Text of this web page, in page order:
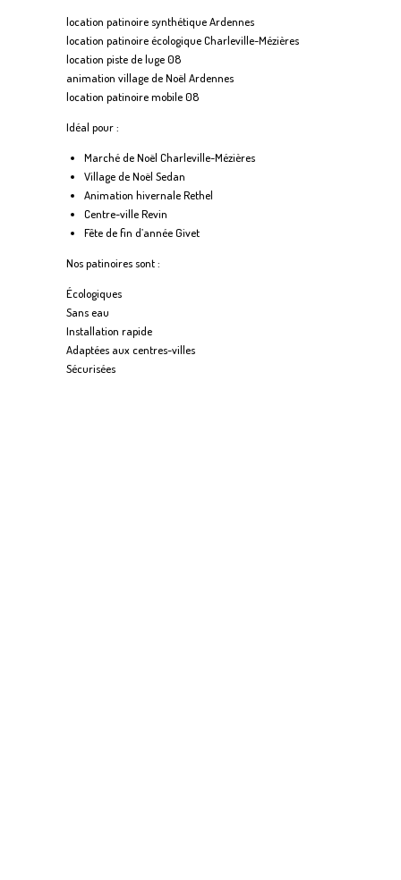
location patinoire synthétique Ardennes
location patinoire écologique Charleville-Mézières
location piste de luge 08
animation village de Noël Ardennes
location patinoire mobile 08
Idéal pour :
Marché de Noël Charleville-Mézières
Village de Noël Sedan
Animation hivernale Rethel
Centre-ville Revin
Fête de fin d’année Givet
Nos patinoires sont :
Écologiques
Sans eau
Installation rapide
Adaptées aux centres-villes
Sécurisées